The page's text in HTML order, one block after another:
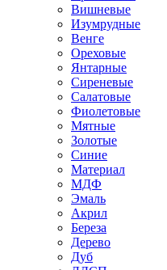
Вишневые
Изумрудные
Венге
Ореховые
Янтарные
Сиреневые
Салатовые
Фиолетовые
Мятные
Золотые
Синие
Материал
МДФ
Эмаль
Акрил
Береза
Дерево
Дуб